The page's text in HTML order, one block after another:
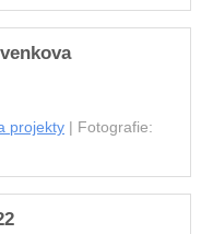
projekty | Fotografie: